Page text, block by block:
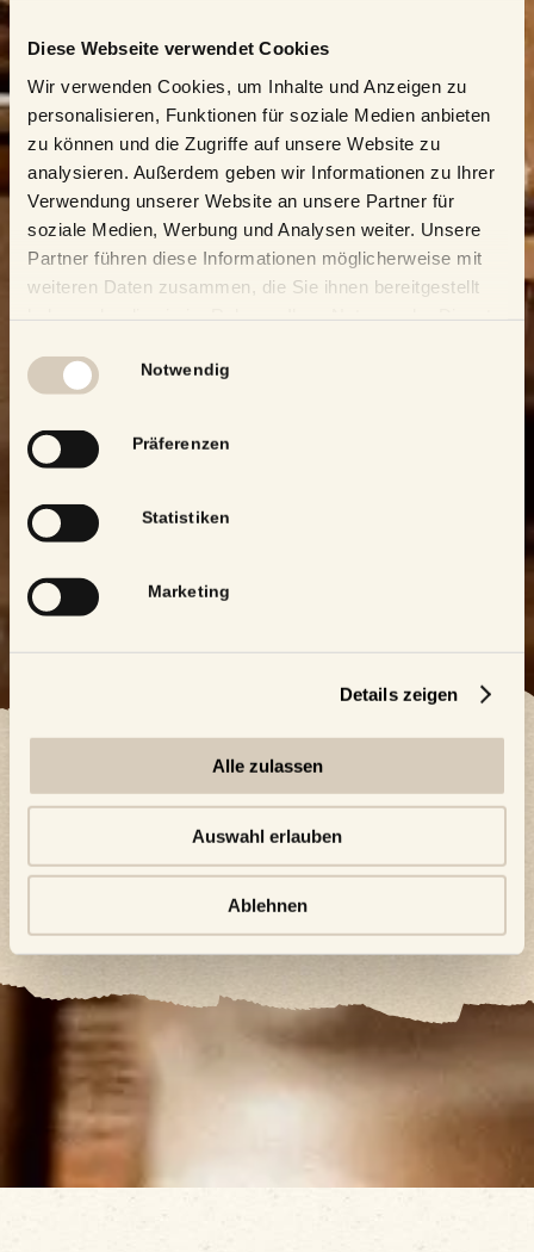
Diese Webseite verwendet Cookies
Wir verwenden Cookies, um Inhalte und Anzeigen zu
personalisieren, Funktionen für soziale Medien anbieten
zu können und die Zugriffe auf unsere Website zu
analysieren. Außerdem geben wir Informationen zu Ihrer
Verwendung unserer Website an unsere Partner für
soziale Medien, Werbung und Analysen weiter. Unsere
Partner führen diese Informationen möglicherweise mit
weiteren Daten zusammen, die Sie ihnen bereitgestellt
Notwendig
Präferenzen
Statistiken
Marketing
Details zeigen
Alle zulassen
Auswahl erlauben
Ablehnen
Tisch reservieren